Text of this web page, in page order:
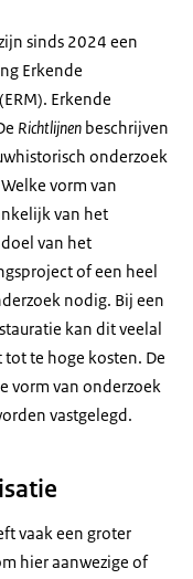
sinds 2024 een
Erkende
Erkende
Richtlijnen beschrijven
onderzoek
vorm van
van het
van het
of een heel
nodig. Bij een
kan dit veelal
te hoge kosten. De
vorm van onderzoek
vastgelegd.
vaak een groter
hier aanwezige of